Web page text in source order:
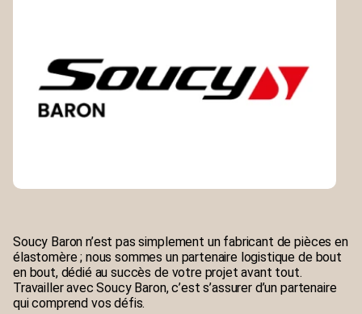
Soucy Baron n’est pas simplement un fabricant de pièces en
élastomère ; nous sommes un partenaire logistique de bout
en bout, dédié au succès de votre projet avant tout.
Travailler avec Soucy Baron, c’est s’assurer d’un partenaire
qui comprend vos défis.